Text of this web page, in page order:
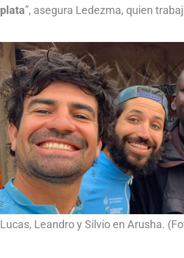
plata”, asegura Ledezma, quien
Lucas, Leandro y Silvio en Arusha.